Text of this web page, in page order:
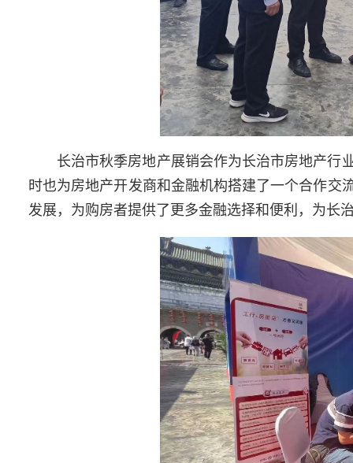
长治市秋季房地产展销会作为长治市房地产行
时也为房地产开发商和金融机构搭建了一个合作
发展，为购房者提供了更多金融选择和便利，为长